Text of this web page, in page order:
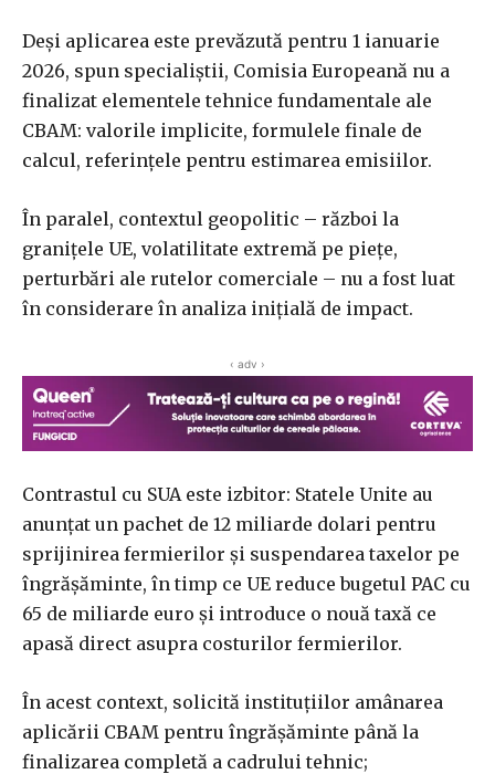
Deşi aplicarea este prevăzută pentru 1 ianuarie
2026, spun specialiştii, Comisia Europeană nu a
finalizat elementele tehnice fundamentale ale
CBAM: valorile implicite, formulele finale de
calcul, referinţele pentru estimarea emisiilor.
În paralel, contextul geopolitic – război la
graniţele UE, volatilitate extremă pe pieţe,
perturbări ale rutelor comerciale – nu a fost luat
în considerare în analiza iniţială de impact.
‹ adv ›
Contrastul cu SUA este izbitor: Statele Unite au
anunţat un pachet de 12 miliarde dolari pentru
sprijinirea fermierilor şi suspendarea taxelor pe
îngrăşăminte, în timp ce UE reduce bugetul PAC cu
65 de miliarde euro şi introduce o nouă taxă ce
apasă direct asupra costurilor fermierilor.
În acest context, solicită instituţiilor amânarea
aplicării CBAM pentru îngrăşăminte până la
finalizarea completă a cadrului tehnic;